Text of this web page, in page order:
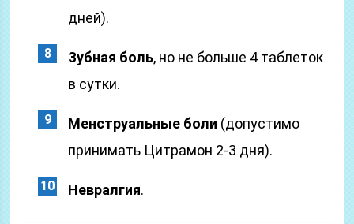
дней).
Зубная боль, но не больше 4 таблеток
в сутки.
Менструальные боли (допустимо
принимать Цитрамон 2-3 дня).
Невралгия.